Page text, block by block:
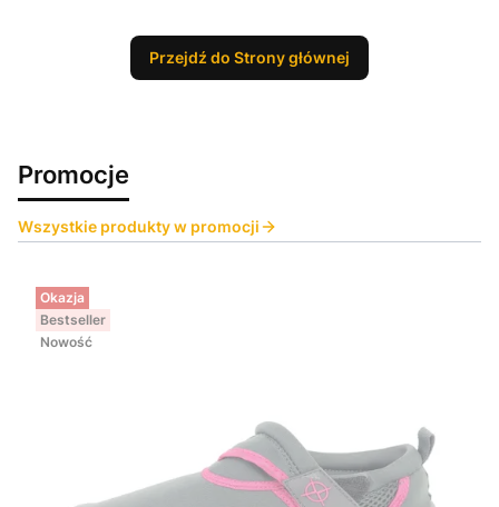
Przejdź do Strony głównej
Promocje
Wszystkie produkty w promocji
Okazja
Bestseller
Nowość